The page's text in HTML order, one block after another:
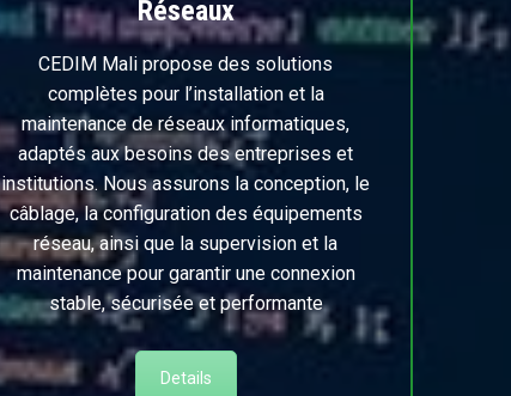
Réseaux
CEDIM Mali propose des solutions
complètes pour l’installation et la
maintenance de réseaux informatiques,
adaptés aux besoins des entreprises et
institutions. Nous assurons la conception, le
câblage, la configuration des équipements
réseau, ainsi que la supervision et la
maintenance pour garantir une connexion
stable, sécurisée et performante
Details